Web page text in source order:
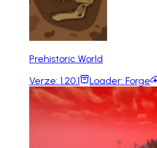
Prehistoric World
Verze: 1.20.1 Loader: Forge